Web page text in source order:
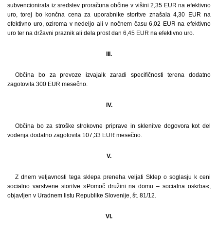
subvencionirala iz sredstev proračuna občine v višini 2,35 EUR na efektivno
uro, torej bo končna cena za uporabnike storitve znašala 4,30 EUR na
efektivno uro, oziroma v nedeljo ali v nočnem času 6,02 EUR na efektivno
uro ter na državni praznik ali dela prost dan 6,45 EUR na efektivno uro.
III.
Občina bo za prevoze izvajalk zaradi specifičnosti terena dodatno
zagotovila 300 EUR mesečno.
IV.
Občina bo za stroške strokovne priprave in sklenitve dogovora kot del
vodenja dodatno zagotovila 107,33 EUR mesečno.
V.
Z dnem veljavnosti tega sklepa preneha veljati Sklep o soglasju k ceni
socialno varstvene storitve »Pomoč družini na domu – socialna oskrba«,
objavljen v Uradnem listu Republike Slovenije, št. 81/12.
VI.